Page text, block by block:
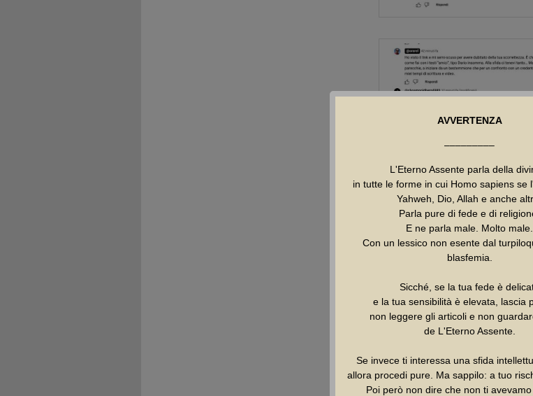
La domanda alla quale la sfida
Per quale motivo un Dio
un innocente prima della sua
stesso innocente invochi la
Dio onnisciente, onnipotente
quell’innocente nel meritato
non vuole?
AVVERTENZA
–––––––––
L'Eterno Assente parla della
in tutte le forme in cui Homo sapiens se
Yahweh, Dio, Allah e anche
Parla pure di fede e di
E ne parla male. Molto male.
Con un lessico non esente dal
blasfemia.
Sicché, se la tua fede è
e la tua sensibilità è elevata, lascia
non leggere gli articoli e non
de L'Eterno Assente.
Se invece ti interessa una sfida
allora procedi pure. Ma sappilo: a tuo
Poi però non dire che non ti avevamo